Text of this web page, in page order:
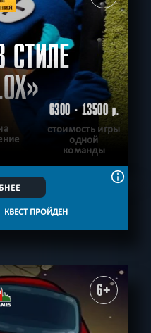
СТИЛЕ
6300 - 13500р.
стоимость игры
одной
команды
КВЕСТ ПРОЙДЕН
6+